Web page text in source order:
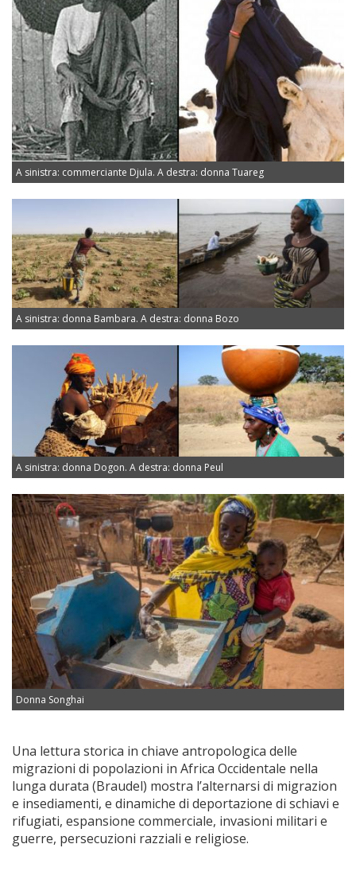
A sinistra: commerciante Djula. A destra: donna Tuareg
A sinistra: donna Bambara. A destra: donna Bozo
A sinistra: donna Dogon. A destra: donna Peul
Donna Songhai
Una lettura storica in chiave antropologica delle
migrazioni di popolazioni in Africa Occidentale nella
lunga durata (Braudel) mostra l’alternarsi di migrazion
e insediamenti, e dinamiche di deportazione di schiavi e
rifugiati, espansione commerciale, invasioni militari e
guerre, persecuzioni razziali e religiose.